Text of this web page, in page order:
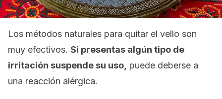
Los métodos naturales para quitar el vello son
muy efectivos. Si presentas algún tipo de
irritación suspende su uso, puede deberse a
una reacción alérgica.